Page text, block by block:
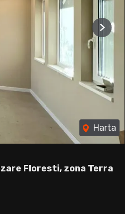
Harta
Next
Floresti, zona Terra